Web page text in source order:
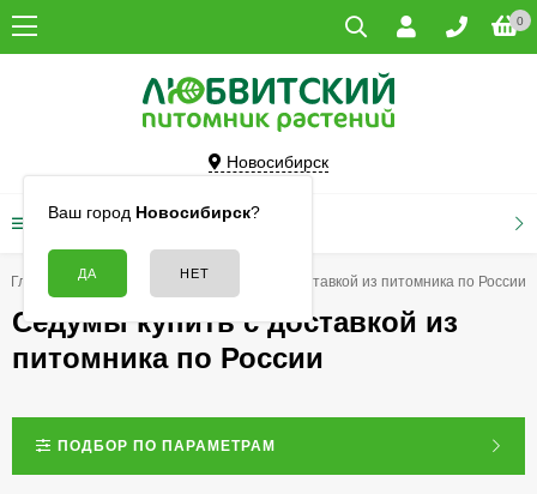
0
Новосибирск
Ваш город Новосибирск?
КАТАЛОГ ТОВАРОВ
Главная Седумы купить с доставкой из питомника по России
Седумы купить с доставкой из
питомника по России
ПОДБОР ПО ПАРАМЕТРАМ